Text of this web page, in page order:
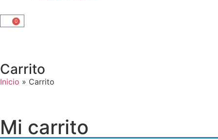
0
Carrito
Inicio » Carrito
Mi carrito